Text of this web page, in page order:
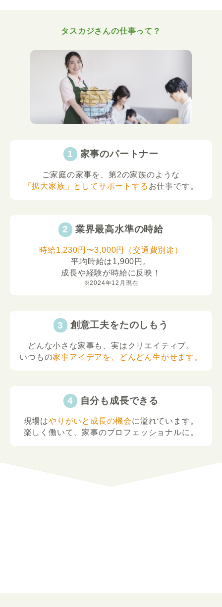
タスカジさんの仕事って？
家事のパートナー
ご家庭の家事を、第2の家族のような
「拡大家族」としてサポートする お仕事です。
業界最高水準の時給
時給1,230円〜3,000円（交通費別途）
平均時給は1,900円。
成長や経験が時給に反映！
※2024年12月現在
創意工夫をたのしもう
どんな小さな家事も、実はクリエイティブ。
いつもの家事アイデアを、どんどん生かせます。
自分も成長できる
現場はやりがいと成長の機会に溢れています。
楽しく働いて、家事のプロフェッショナルに。